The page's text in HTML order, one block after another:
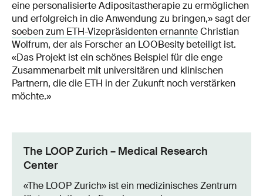
eine personalisierte Adipositastherapie zu ermöglichen
und erfolgreich in die Anwendung zu bringen,» sagt der
soeben zum ETH-Vizepräsidenten ernannteChristian
Wolfrum, der als Forscher an LOOBesity beteiligt ist.
«Das Projekt ist ein schönes Beispiel für die enge
Zusammenarbeit mit universitären und klinischen
Partnern, die die ETH in der Zukunft noch verstärken
möchte.»
The LOOP Zurich – Medical Research
Center
«The LOOP Zurich» ist ein medizinisches Zentrum